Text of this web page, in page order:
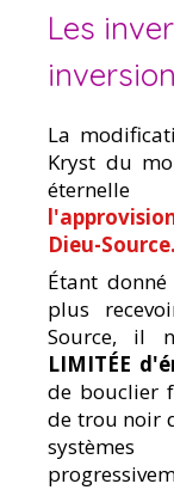
Les
La
Kryst du
éternelle
Dieu-Source.
Étant
plus
Source, il
LIMITÉE
de bouclier
de trou noir